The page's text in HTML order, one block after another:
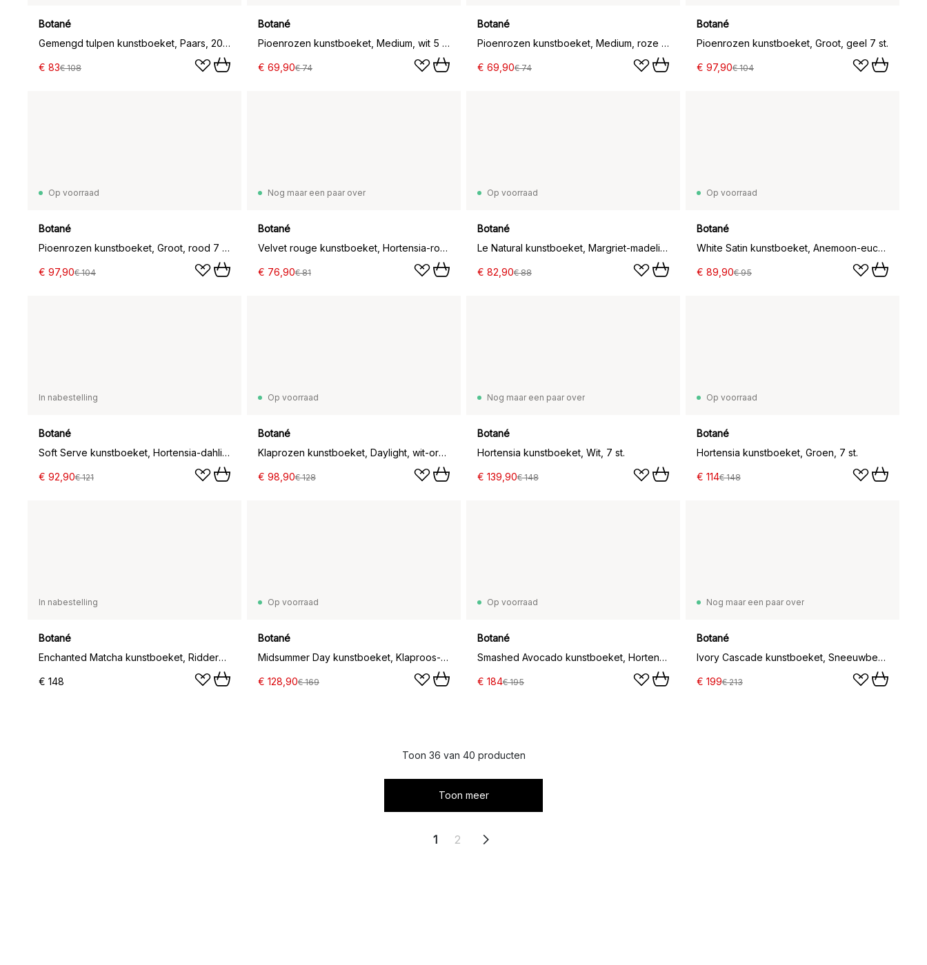
Botané
Gemengd tulpen kunstboeket, Paars, 20 st.
€ 83€ 108
Botané
Pioenrozen kunstboeket, Medium, wit 5 st.
€ 69,90€ 74
Botané
Pioenrozen kunstboeket, Medium, roze 5 st.
€ 69,90€ 74
Botané
Pioenrozen kunstboeket, Groot, geel 7 st.
€ 97,90€ 104
Op voorraad
Botané
Pioenrozen kunstboeket, Groot, rood 7 st.
€ 97,90€ 104
Nog maar een paar over
Botané
Velvet rouge kunstboeket, Hortensia-rode anthurium 6 st.
€ 76,90€ 81
Op voorraad
Botané
Le Natural kunstboeket, Margriet-madeliefje 7 st.
€ 82,90€ 88
Op voorraad
Botané
White Satin kunstboeket, Anemoon-eucalyptus 9 st.
€ 89,90€ 95
In nabestelling
Botané
Soft Serve kunstboeket, Hortensia-dahlia, 8 st.
€ 92,90€ 121
Op voorraad
Botané
Klaprozen kunstboeket, Daylight, wit-oranje
€ 98,90€ 128
Nog maar een paar over
Botané
Hortensia kunstboeket, Wit, 7 st.
€ 139,90€ 148
Op voorraad
Botané
Hortensia kunstboeket, Groen, 7 st.
€ 114€ 148
In nabestelling
Botané
Enchanted Matcha kunstboeket, Ridderspoor-amarant-hortensia-cactus, 9 st.
€ 148
Op voorraad
Botané
Midsummer Day kunstboeket, Klaproos-wilde bloemen 12 st.
€ 128,90€ 169
Op voorraad
Botané
Smashed Avocado kunstboeket, Hortensia-pioenroos-amarant-skimmia bessen-eucalyptus 12 st.
€ 184€ 195
Nog maar een paar over
Botané
Ivory Cascade kunstboeket, Sneeuwbes tak-kersenbloesemtak-klaproos-hortensia 13 st.
€ 199€ 213
Toon 36 van 40 producten
Toon meer
1 2